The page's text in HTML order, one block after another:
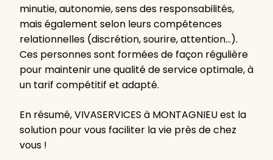
minutie, autonomie, sens des responsabilités,
mais également selon leurs compétences
relationnelles (discrétion, sourire, attention…).
Ces personnes sont formées de façon régulière
pour maintenir une qualité de service optimale, à
un tarif compétitif et adapté.
En résumé, VIVASERVICES à MONTAGNIEU est la
solution pour vous faciliter la vie près de chez
vous !